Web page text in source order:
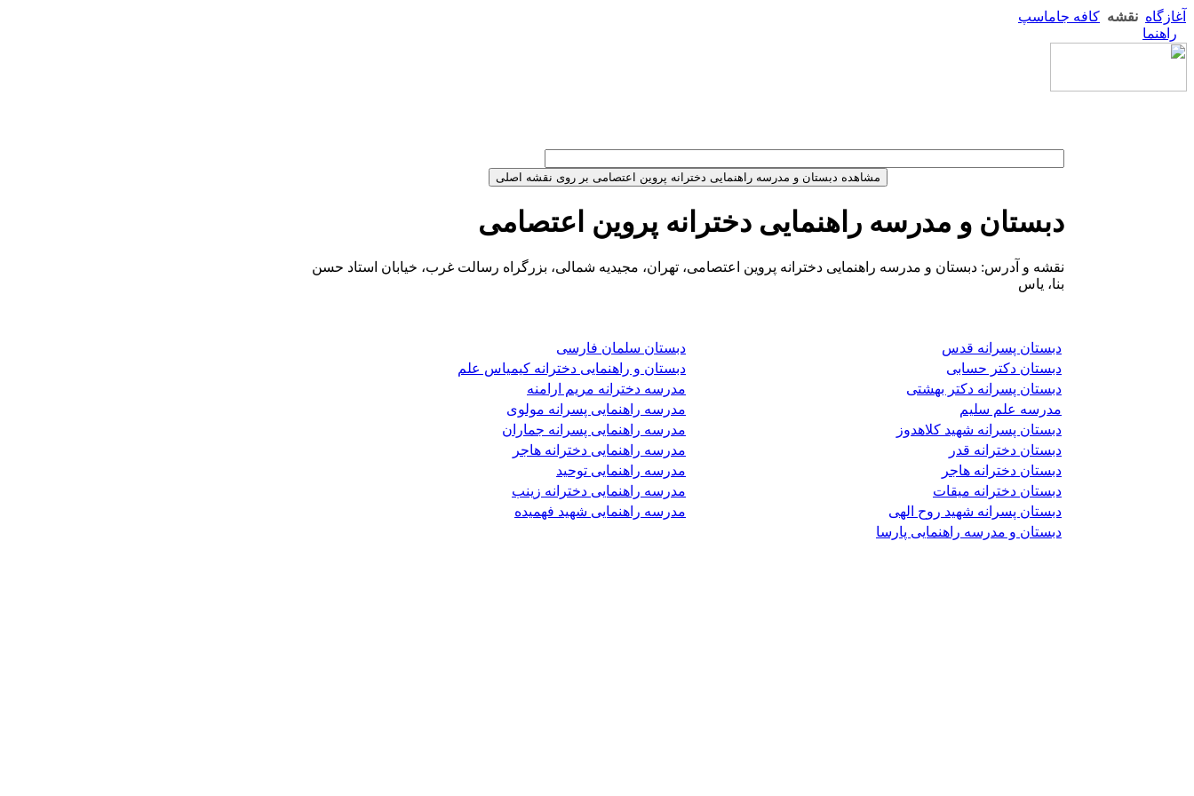
آغازگاه نقشه کافه جاماسپ
راهنما
دبستان و مدرسه راهنمایی دخترانه پروین اعتصامی
نقشه و آدرس: دبستان و مدرسه راهنمایی دخترانه پروین اعتصامی، تهران، مجیدیه شمالی، بزرگراه رسالت غرب، خیابان استاد حسن
بنا، یاس
دبستان پسرانه قدس
دبستان سلمان فارسی
دبستان دکتر حسابی
دبستان و راهنمایی دخترانه کیمیاس علم
دبستان پسرانه دکتر بهشتی
مدرسه دخترانه مریم ارامنه
مدرسه علم سلیم
مدرسه راهنمایی پسرانه مولوی
دبستان پسرانه شهید کلاهدوز
مدرسه راهنمایی پسرانه جماران
دبستان دخترانه قدر
مدرسه راهنمایی دخترانه هاجر
دبستان دخترانه هاجر
مدرسه راهنمایی توحید
دبستان دخترانه میقات
مدرسه راهنمایی دخترانه زینب
دبستان پسرانه شهید روح الهی
مدرسه راهنمایی شهید فهمیده
دبستان و مدرسه راهنمایی پارسا